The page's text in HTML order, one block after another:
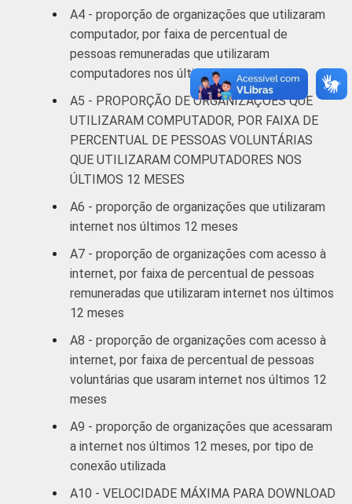
Base: 2.781 organizações sem fins
lucrativos que declararam utilizar
computador. Dados coletados entre outubro
de 2012 e março de 2013.
Fonte: NIC.br - out/2012 a mar/2013
A4 - proporção de organizações que utilizaram
computador, por faixa de percentual de
pessoas remuneradas que utilizaram
computadores nos últimos 12 meses
A5 - PROPORÇÃO DE ORGANIZAÇÕES QUE
UTILIZARAM COMPUTADOR, POR FAIXA DE
PERCENTUAL DE PESSOAS VOLUNTÁRIAS
QUE UTILIZARAM COMPUTADORES NOS
ÚLTIMOS 12 MESES
A6 - proporção de organizações que utilizaram
internet nos últimos 12 meses
A7 - proporção de organizações com acesso à
internet, por faixa de percentual de pessoas
remuneradas que utilizaram internet nos últimos
12 meses
A8 - proporção de organizações com acesso à
internet, por faixa de percentual de pessoas
voluntárias que usaram internet nos últimos 12
meses
A9 - proporção de organizações que acessaram
a internet nos últimos 12 meses, por tipo de
conexão utilizada
A10 - VELOCIDADE MÁXIMA PARA DOWNLOAD